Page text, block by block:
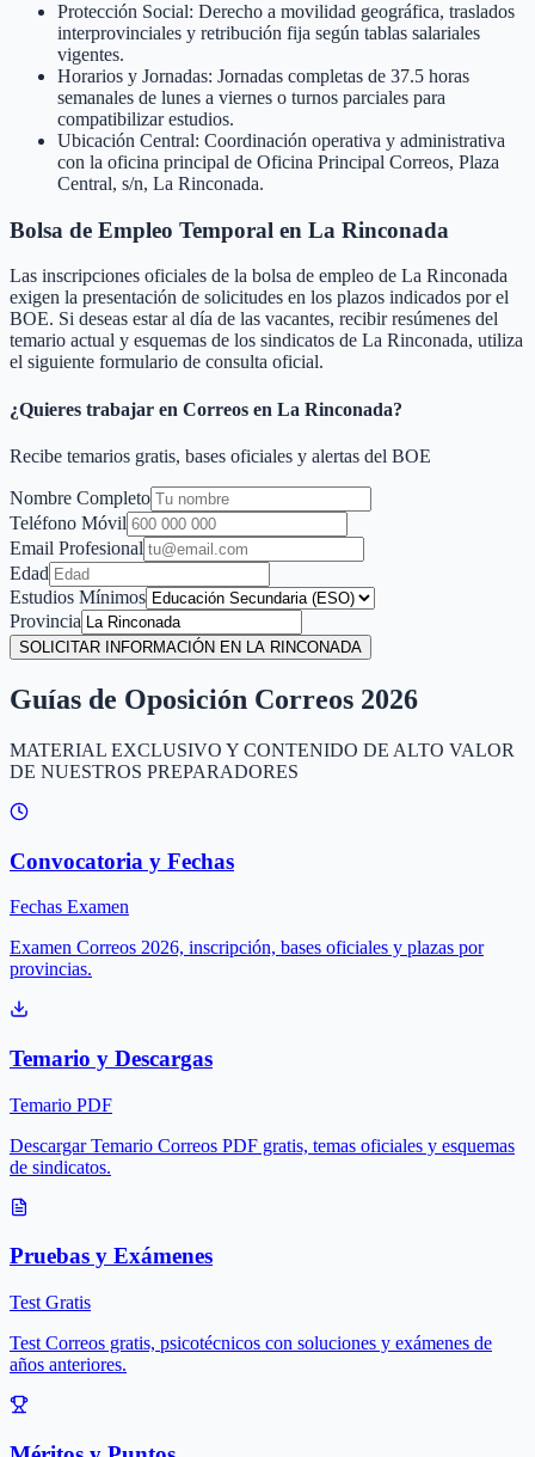
Protección Social: Derecho a movilidad geográfica, traslados
interprovinciales y retribución fija según tablas salariales
vigentes.
Horarios y Jornadas: Jornadas completas de 37.5 horas
semanales de lunes a viernes o turnos parciales para
compatibilizar estudios.
Ubicación Central: Coordinación operativa y administrativa
con la oficina principal de Oficina Principal Correos, Plaza
Central, s/n, La Rinconada.
Bolsa de Empleo Temporal en La Rinconada
Las inscripciones oficiales de la bolsa de empleo de La Rinconada
exigen la presentación de solicitudes en los plazos indicados por el
BOE. Si deseas estar al día de las vacantes, recibir resúmenes del
temario actual y esquemas de los sindicatos de La Rinconada, utiliza
el siguiente formulario de consulta oficial.
¿Quieres trabajar en Correos en La Rinconada?
Recibe temarios gratis, bases oficiales y alertas del BOE
Nombre Completo
Teléfono Móvil
Email Profesional
Edad
Estudios Mínimos
Provincia
SOLICITAR INFORMACIÓN EN LA RINCONADA
Guías de Oposición Correos 2026
MATERIAL EXCLUSIVO Y CONTENIDO DE ALTO VALOR
DE NUESTROS PREPARADORES
Convocatoria y Fechas
Fechas Examen
Examen Correos 2026, inscripción, bases oficiales y plazas por
provincias.
Temario y Descargas
Temario PDF
Descargar Temario Correos PDF gratis, temas oficiales y esquemas
de sindicatos.
Pruebas y Exámenes
Test Gratis
Test Correos gratis, psicotécnicos con soluciones y exámenes de
años anteriores.